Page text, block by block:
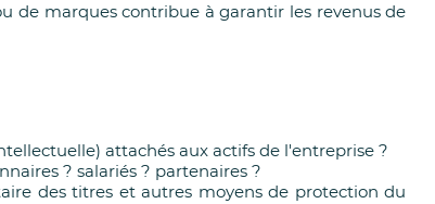
de marques contribue à garantir les revenus de
attachés aux actifs de l'entreprise ?
? salariés ? partenaires ?
des titres et autres moyens de protection du